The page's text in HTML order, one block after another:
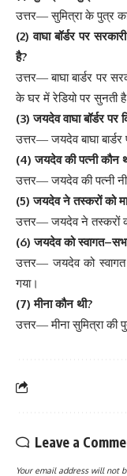
उत्तर— सुमित्रा के पुत्र
(2)वाघा बॉर्डर पर सरकारी
है?
उत्तर— बाघा बार्डर पर
के घर में रेडियो पर सुनती है
(3)जयदेव वाघा बॉर्डर पर
उत्तर— जयदेव बाघा बार्डर
(4)जयदेव की पत्नी कौन
उत्तर— जयदेव की पत्नी
(5)जयदेव ने तस्करों को
उत्तर— जयदेव ने तस्करों
(6)जयदेव को स्वागत–
उत्तर— जयदेव को स्वागत
गया।
(7)मीना कौन थी?
उत्तर— मीना सुमित्रा की
Leave a
Your email address will not